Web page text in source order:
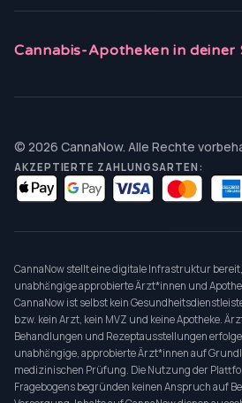
Cannabis-Apotheken in deiner
© 2026 CannaNow. Alle Rechte
AKZEPTIERTE ZAHLUNGSARTEN:
CannaNow stellt eine digitale Infrastruktur
unabhängige approbierte Ärzt*innen und
CannaNow ist selbst kein
bzw. kein Arzt, kein MVZ und keine Apotheke.
Behandlungen und Rezeptausstellungen
unabhängige, approbierte Ärzt*innen auf
medizinischen Prüfung. Die Nutzung der
Fragebogens begründen keinen Anspruch auf